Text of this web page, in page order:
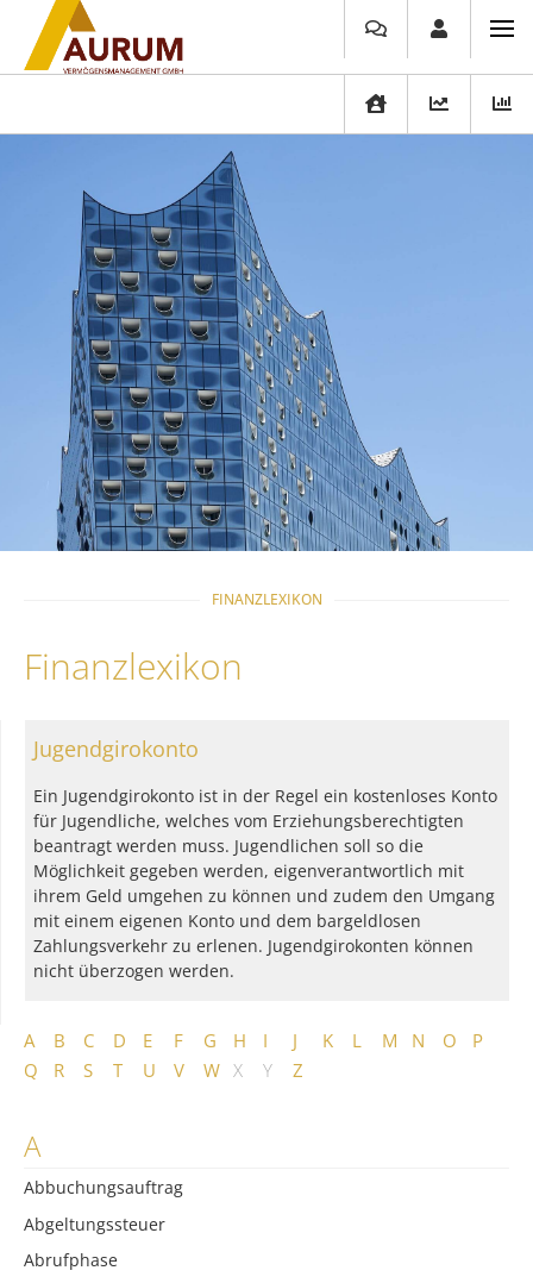
FINANZLEXIKON
Finanzlexikon
A B C D E F G H I J K L M N O
P
Q
R S T U V W X Y Z
A
Abbuchungsauftrag
Abgeltungssteuer
Abrufphase
Jugendgirokonto
Ein Jugendgirokonto ist in der Regel ein kostenloses Konto
für Jugendliche, welches vom Erziehungsberechtigten
beantragt werden muss. Jugendlichen soll so die
Möglichkeit gegeben werden, eigenverantwortlich mit
ihrem Geld umgehen zu können und zudem den Umgang
mit einem eigenen Konto und dem bargeldlosen
Zahlungsverkehr zu erlenen. Jugendgirokonten können
nicht überzogen werden.